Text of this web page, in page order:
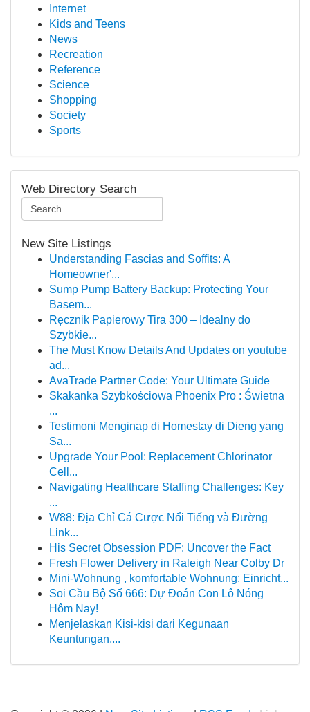
Internet
Kids and Teens
News
Recreation
Reference
Science
Shopping
Society
Sports
Web Directory Search
New Site Listings
Understanding Fascias and Soffits: A
Homeowner'...
Sump Pump Battery Backup: Protecting Your
Basem...
Ręcznik Papierowy Tira 300 – Idealny do
Szybkie...
The Must Know Details And Updates on youtube
ad...
AvaTrade Partner Code: Your Ultimate Guide
Skakanka Szybkościowa Phoenix Pro : Świetna
...
Testimoni Menginap di Homestay di Dieng yang
Sa...
Upgrade Your Pool: Replacement Chlorinator
Cell...
Navigating Healthcare Staffing Challenges: Key
...
W88: Địa Chỉ Cá Cược Nổi Tiếng và Đường
Link...
His Secret Obsession PDF: Uncover the Fact
Fresh Flower Delivery in Raleigh Near Colby Dr
Mini-Wohnung , komfortable Wohnung: Einricht...
Soi Cầu Bộ Số 666: Dự Đoán Con Lô Nóng
Hôm Nay!
Menjelaskan Kisi-kisi dari Kegunaan
Keuntungan,...